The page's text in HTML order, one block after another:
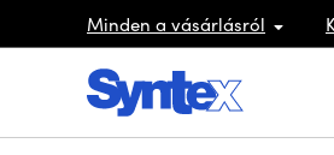
Minden a vásárlásról